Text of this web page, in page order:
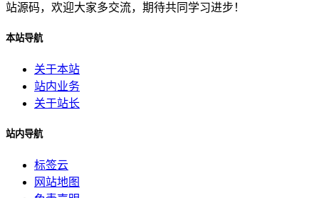
站源码，欢迎大家多交流，期待共同学习进步！
本站导航
关于本站
站内业务
关于站长
站内导航
标签云
网站地图